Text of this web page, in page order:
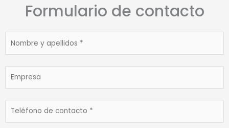
Formulario de contacto